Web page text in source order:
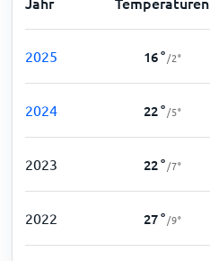
2025 16° /2°
2024 22° /5°
2023 22° /7°
2022 27° /9°